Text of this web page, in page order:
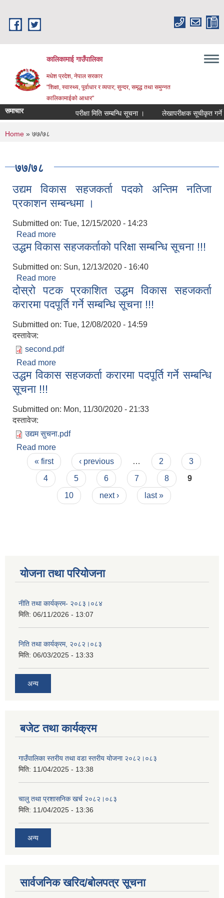
कालिकामाई गाउँपालिका
मधेश प्रदेश, नेपाल सरकार
"शिक्षा, स्वास्थ्य, पूर्वाधार र व्यपार; सुन्दर, समृद्ध तथा समुन्नत
कालिकामाईको आधार"
समाचार परीक्षा मिति सम्बन्धि सूचना । लेखापरीक्षक सूचीकृत गर्ने
You are here
Home » ७७/७८
७७/७८
उद्यम विकास सहजकर्ता पदको अन्तिम नतिजा
प्रकाशन सम्बन्धमा ।
Submitted on: Tue, 12/15/2020 - 14:23
Read more
प्रकाशन सम्बन्धमा ।
उद्धम विकास सहजकर्ताको परिक्षा सम्बन्धि सूचना !!!
Submitted on: Sun, 12/13/2020 - 16:40
Read more
दोस्रो पटक प्रकाशित उद्धम विकास सहजकर्ता
करारमा पदपूर्ति गर्ने सम्बन्धि सूचना !!!
Submitted on: Tue, 12/08/2020 - 14:59
दस्तावेज:
second.pdf
Read more
करारमा पदपूर्ति गर्ने सम्बन्धि सूचना !!!
उद्धम विकास सहजकर्ता करारमा पदपूर्ति गर्ने सम्बन्धि
सूचना !!!
Submitted on: Mon, 11/30/2020 - 21:33
दस्तावेज:
उद्यम सुचना.pdf
Read more
सूचना !!!
Pages
« first ‹ previous … 2
3
4
5 6 7 8
9
10
next › last »
योजना तथा परियोजना
नीति तथा कार्यक्रम- २०८३।०८४
मिति: 06/11/2026 - 13:07
निति तथा कार्यक्रम, २०८२।०८३
मिति: 06/03/2025 - 13:33
अन्य
बजेट तथा कार्यक्रम
गाउँपालिका स्तरीय तथा वडा स्तरीय योजना २०८२।०८३
मिति: 11/04/2025 - 13:38
चालु तथा प्रशासनिक खर्च २०८२।०८३
मिति: 11/04/2025 - 13:36
अन्य
सार्वजनिक खरिद/बोलपत्र सूचना